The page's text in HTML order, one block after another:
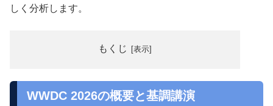
しく分析します。
もくじ
WWDC 2026の概要と基調講演